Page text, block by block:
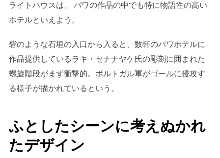
ライトハウスは、 バワの作品の中でも特に物語性の高い
ホテルといえよう。
砦のような石垣の入口から入ると、数軒のバワホテルに
作品提供しているラキ・セナナヤケ氏の彫刻に囲まれた
螺旋階段がまず衝撃的。ポルトガル軍がゴールに侵攻す
る様子が描かれているという。
ふとしたシーンに考えぬかれ
たデザイン